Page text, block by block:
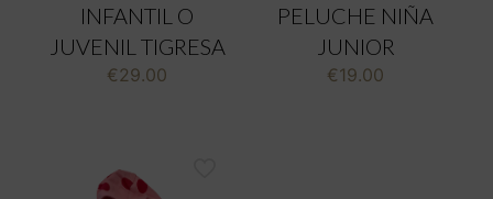
INFANTIL O
JUVENIL TIGRESA
€29.00
PELUCHE NIÑA
JUNIOR
€19.00